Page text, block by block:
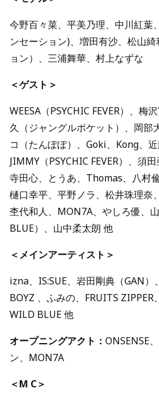
今野百々菜、平美乃理、中川紅葉
ンセーション)、増⽥有沙、松⼭
ョン）、三浦舞華、村上なずな
＜ゲスト＞
WEESA（PSYCHIC FEVER）、梅
久（ジャングルポケット）、岡部
コ（たんぽぽ）、Goki、Kong、近
JIMMY（PSYCHIC FEVER）、須
寺⽥⼼、とうあ、Thomas、⼋村
樋⼝幸平、平野ノラ、松井珠理奈
杢代和⼈、MON7A、やしろ優、
BLUE）、⼭中柔太朗 他
＜メインアーティスト＞
izna、IS:SUE、岩⽥剛典（GAN
BOYZ 、ふみの、FRUITS ZIPPER
WILD BLUE 他
オープニングアクト： ONSENSE
ン、MON7A
＜M C＞